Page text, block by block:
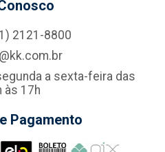
2121-8800
a sexta-feira das
às 17h
Pagamento